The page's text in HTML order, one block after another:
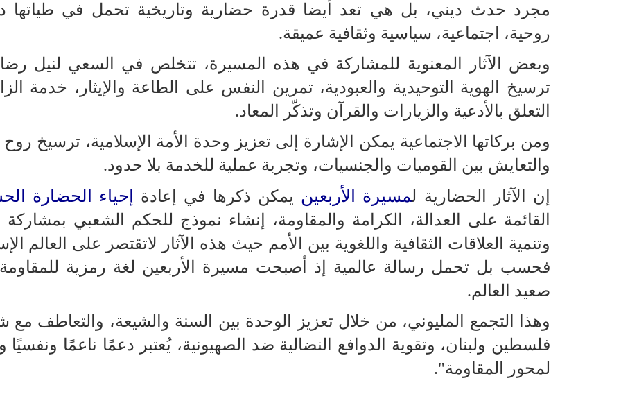
مجرد حدث ديني، بل هي تعد أيضا قدرة حضارية وتاريخية تحمل في طياتها
روحية، اجتماعية، سياسية وثقافية عميقة.
وبعض الآثار المعنوية للمشاركة في هذه المسيرة، تتخلص في السعي لنيل رضا
ترسيخ الهوية التوحيدية والعبودية، تمرين النفس على الطاعة والإيثار، خدمة
التعلق بالأدعية والزيارات والقرآن وتذكّر المعاد.
ومن بركاتها الاجتماعية يمكن الإشارة إلى تعزيز وحدة الأمة الإسلامية، ترسيخ روح
والتعايش بين القوميات والجنسيات، وتجربة عملية للخدمة بلا حدود.
إن الآثار الحضارية لمسيرة الأربعين يمكن ذكرها في إعادة إحياء الحضارة
القائمة على العدالة، الكرامة والمقاومة، إنشاء نموذج للحكم الشعبي بمشاركة
وتنمية العلاقات الثقافية واللغوية بين الأمم حيث هذه الآثار لاتقتصر على العالم
فحسب بل تحمل رسالة عالمية إذ أصبحت مسيرة الأربعين لغة رمزية
صعيد العالم.
وهذا التجمع المليوني، من خلال تعزيز الوحدة بين السنة والشيعة، والتعاطف
فلسطين ولبنان، وتقوية الدوافع النضالية ضد الصهيونية، يُعتبر دعمًا ناعمًا ونفسيًا
لمحور المقاومة".